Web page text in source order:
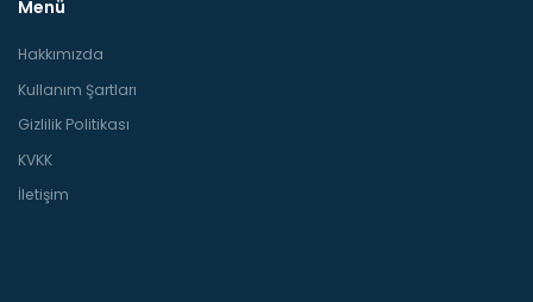
Menü
Hakkımızda
Kullanım Şartları
Gizlilik Politikası
KVKK
İletişim